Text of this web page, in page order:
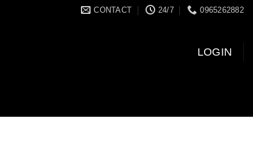
CONTACT 24/7 0965262882
LOGIN